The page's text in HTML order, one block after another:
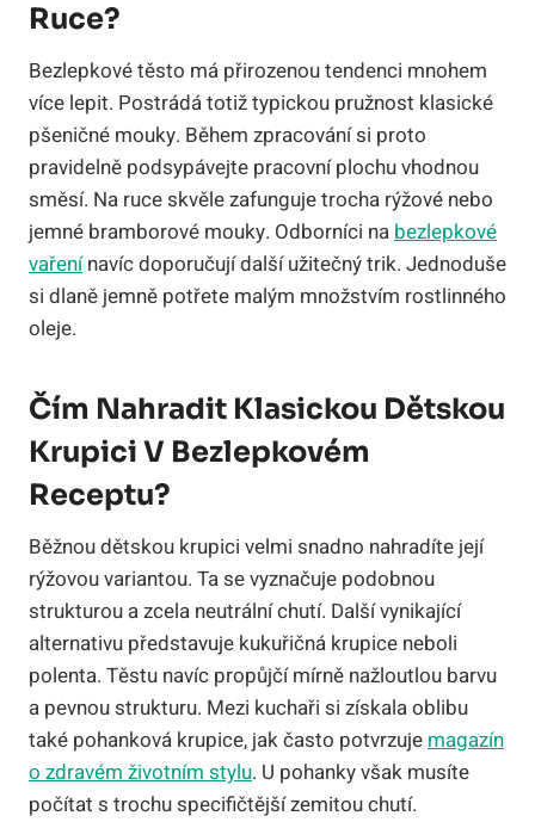
Ruce?
Bezlepkové těsto má přirozenou tendenci mnohem
více lepit. Postrádá totiž typickou pružnost klasické
pšeničné mouky. Během zpracování si proto
pravidelně podsypávejte pracovní plochu vhodnou
směsí. Na ruce skvěle zafunguje trocha rýžové nebo
jemné bramborové mouky. Odborníci nabezlepkové
vařenínavíc doporučují další užitečný trik. Jednoduše
si dlaně jemně potřete malým množstvím rostlinného
oleje.
Čím Nahradit Klasickou Dětskou
Krupici V Bezlepkovém
Receptu?
Běžnou dětskou krupici velmi snadno nahradíte její
rýžovou variantou. Ta se vyznačuje podobnou
strukturou a zcela neutrální chutí. Další vynikající
alternativu představuje kukuřičná krupice neboli
polenta. Těstu navíc propůjčí mírně nažloutlou barvu
a pevnou strukturu. Mezi kuchaři si získala oblibu
také pohanková krupice, jak často potvrzujemagazín
o zdravém životním stylu. U pohanky však musíte
počítat s trochu specifičtější zemitou chutí.